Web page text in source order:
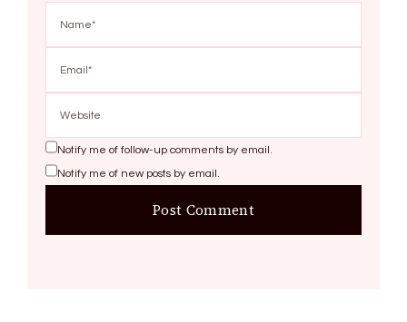
Notify me of follow-up comments by email.
Notify me of new posts by email.